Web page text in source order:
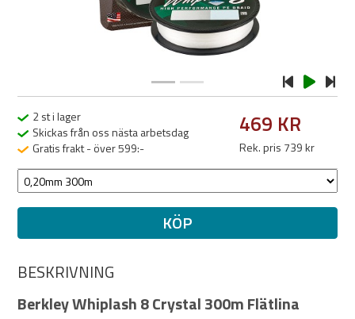
2 st i lager
Skickas från oss nästa arbetsdag
Gratis frakt - över 599:-
469 KR
Rek. pris 739 kr
KÖP
BESKRIVNING
Berkley Whiplash 8 Crystal 300m Flätlina